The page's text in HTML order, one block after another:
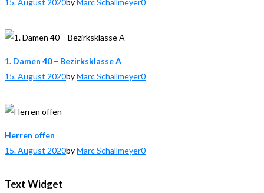
15. August 2020byMarc Schallmeyer0
1. Damen 40 – Bezirksklasse A
15. August 2020byMarc Schallmeyer0
Herren offen
15. August 2020byMarc Schallmeyer0
Text Widget